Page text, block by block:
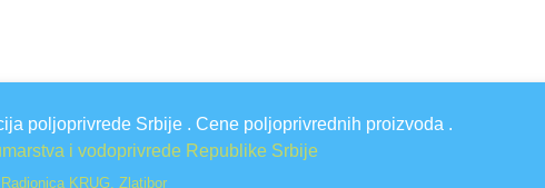
poljoprivrede Srbije . Cene poljoprivrednih proizvoda .
i vodoprivrede Republike Srbije
Radionica KRUG, Zlatibor